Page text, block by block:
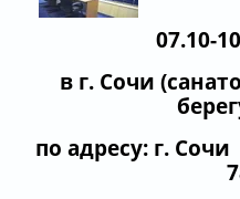
07.10-
в г. Сочи
по адресу: г.